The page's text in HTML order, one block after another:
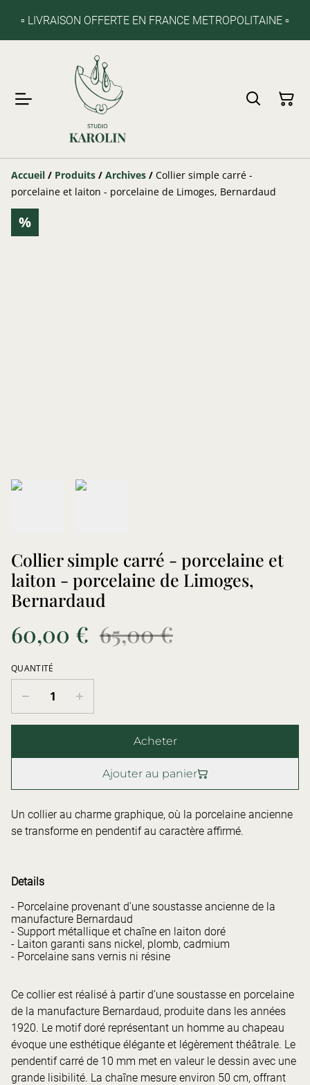
▫️ LIVRAISON OFFERTE EN FRANCE METROPOLITAINE ▫️
Accueil / Produits / Archives / Collier simple carré -
porcelaine et laiton - porcelaine de Limoges, Bernardaud
%
Collier simple carré - porcelaine et
laiton - porcelaine de Limoges,
Bernardaud
60,00 € 65,00 €
QUANTITÉ
Acheter
Ajouter au panier
Un collier au charme graphique, où la porcelaine ancienne
se transforme en pendentif au caractère affirmé.
Details
- Porcelaine provenant d’une soustasse ancienne de la
manufacture Bernardaud
- Support métallique et chaîne en laiton doré
- Laiton garanti sans nickel, plomb, cadmium
- Porcelaine sans vernis ni résine
Ce collier est réalisé à partir d’une soustasse en porcelaine
de la manufacture Bernardaud, produite dans les années
1920. Le motif doré représentant un homme au chapeau
évoque une esthétique élégante et légèrement théâtrale. Le
pendentif carré de 10 mm met en valeur le dessin avec une
grande lisibilité. La chaîne mesure environ 50 cm, offrant